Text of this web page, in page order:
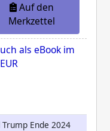
Auf den
Merkzettel
als eBook im
Ende 2024